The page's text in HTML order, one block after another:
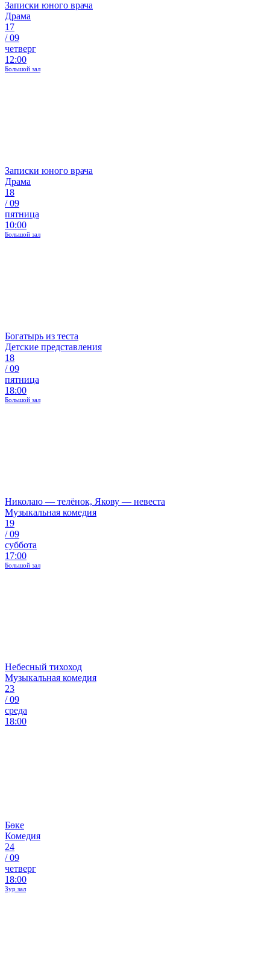
Записки юного врача
Драма
17
/09
четверг
12:00
Большой зал
Записки юного врача
Драма
18
/09
пятница
10:00
Большой зал
Богатырь из теста
Детские представления
18
/09
пятница
18:00
Большой зал
Николаю — телёнок, Якову — невеста
Музыкальная комедия
19
/09
суббота
17:00
Большой зал
Небесный тихоход
Музыкальная комедия
23
/09
среда
18:00
Бөке
Комедия
24
/09
четверг
18:00
Зур зал